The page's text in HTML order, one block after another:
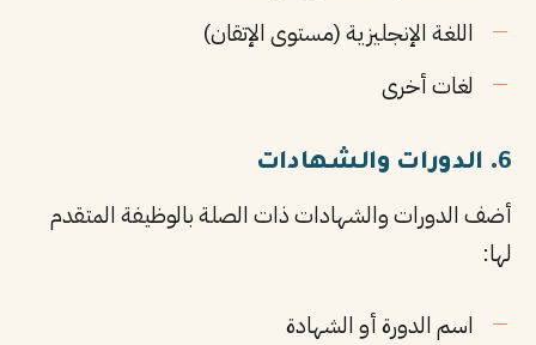
اللغة الإنجليزية (مستوى الإتقان)
لغات أخرى
6. الدورات والشهادات
أضف الدورات والشهادات ذات الصلة بالوظيفة المتقدم
لها:
اسم الدورة أو الشهادة